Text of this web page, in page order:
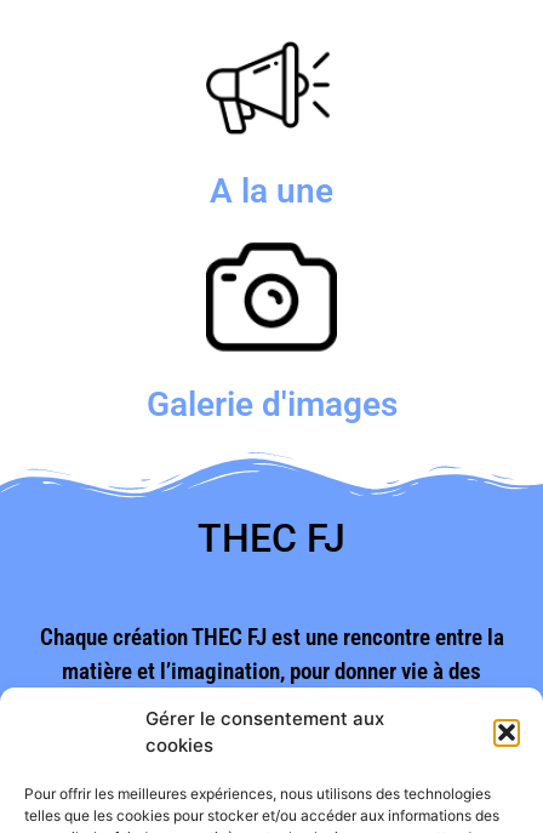
Gérer le consentement aux
cookies
Pour offrir les meilleures expériences, nous utilisons des technologies
telles que les cookies pour stocker et/ou accéder aux informations des
A la une
Galerie d'images
THEC FJ
Chaque création THEC FJ est une rencontre entre la
matière et l’imagination, pour donner vie à des
pièces uniques en Bretagne.
Vues : 121